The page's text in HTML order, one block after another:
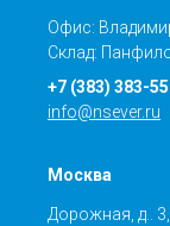
Офис:
Склад:
+7 (383) 383-
info@nsever.ru
Москва
Дорожная, д..